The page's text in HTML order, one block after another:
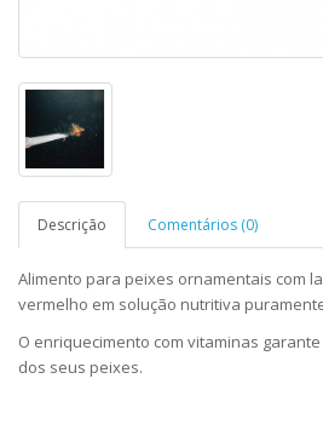
Descrição Comentários (0)
Alimento para peixes ornamentais com
vermelho em solução nutritiva
O enriquecimento com vitaminas
dos seus peixes.